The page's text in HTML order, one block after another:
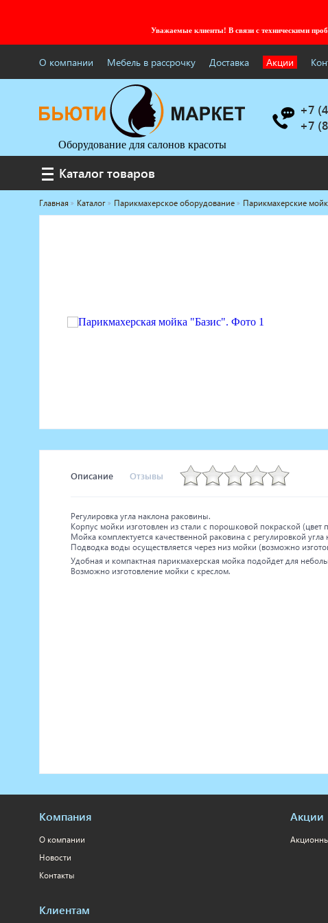
Уважаемые клиенты! В связи с техническими
О компании Мебель в рассрочку Доставка Акции
Оборудование для салонов красоты
+7
+7
Каталог товаров
Каталог товаров
Услуги под ключ
Маникюрное оборудование
Мебель для холла
Главная Каталог Парикмахерское оборудование Парикмахерские
Описание Отзывы
Регулировка угла наклона раковины.
Корпус мойки изготовлен из стали с порошковой покраской (цвет
Мойка комплектуется качественной раковина с регулировкой угла
Подводка воды осуществляется через низ мойки (возможно
Удобная и компактная парикмахерская мойка подойдет для
Возможно изготовление мойки с креслом.
Компания
О компании
Новости
Контакты
Клиентам
Акции